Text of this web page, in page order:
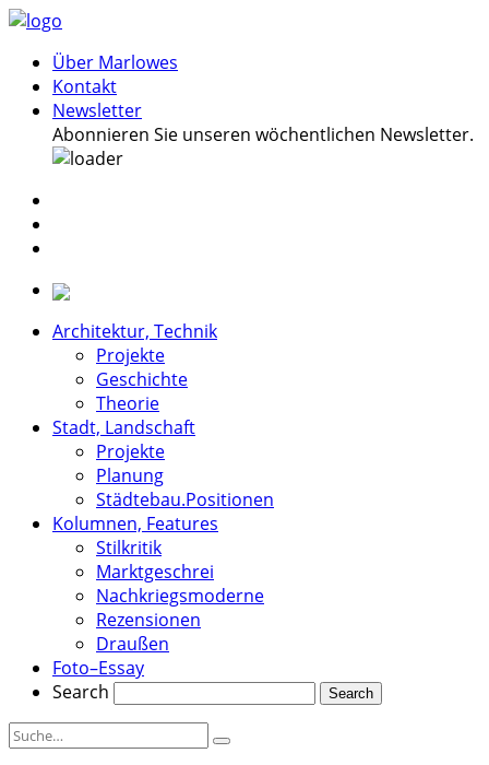
Über Marlowes
Kontakt
Newsletter
Abonnieren Sie unseren wöchentlichen Newsletter.
Architektur, Technik
Projekte
Geschichte
Theorie
Stadt, Landschaft
Projekte
Planung
Städtebau.Positionen
Kolumnen, Features
Stilkritik
Marktgeschrei
Nachkriegsmoderne
Rezensionen
Draußen
Foto–Essay
Search